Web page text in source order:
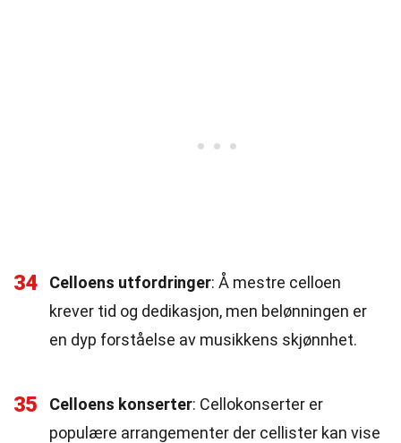
34 Celloens utfordringer: Å mestre celloen
krever tid og dedikasjon, men belønningen er
en dyp forståelse av musikkens skjønnhet.
35 Celloens konserter: Cellokonserter er
populære arrangementer der cellister kan vise